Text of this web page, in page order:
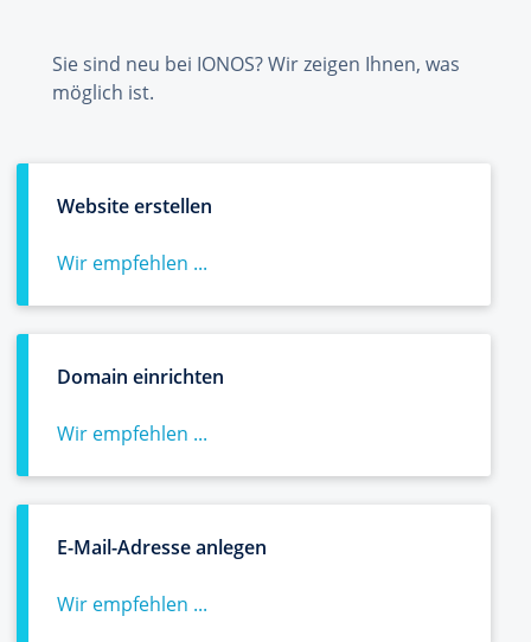
Sie sind neu bei IONOS? Wir zeigen Ihnen, was
möglich ist.
Website erstellen
Wir empfehlen ...
Domain einrichten
Wir empfehlen ...
E-Mail-Adresse anlegen
Wir empfehlen ...